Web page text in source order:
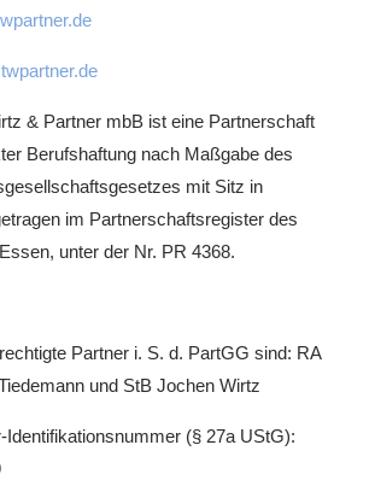
& Partner mbB ist eine Partnerschaft
Berufshaftung nach Maßgabe des
mit Sitz in
im Partnerschaftsregister des
unter der Nr. PR 4368.
Partner i. S. d. PartGG sind: RA
und StB Jochen Wirtz
Identifikationsnummer (§ 27a UStG):